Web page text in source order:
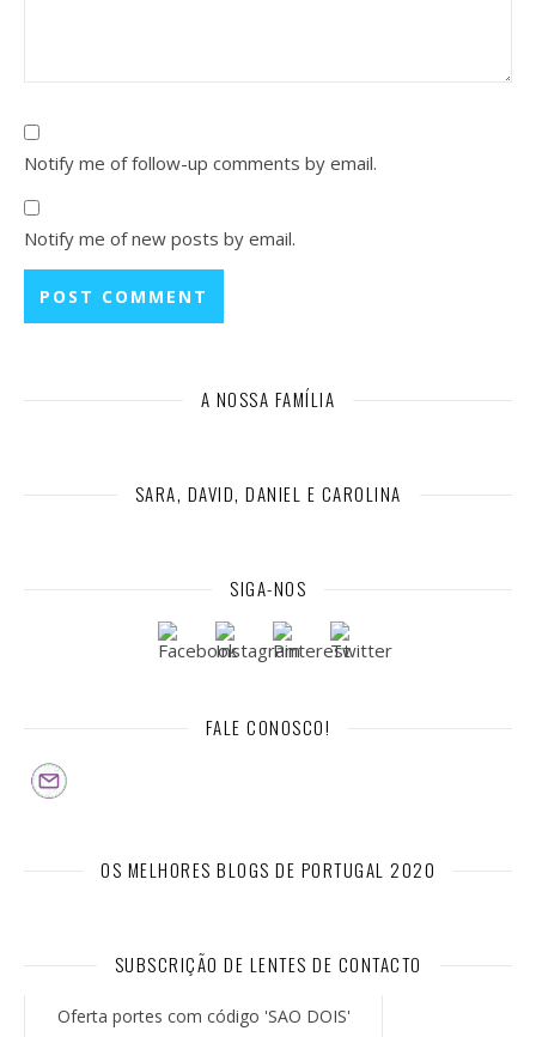
Notify me of follow-up comments by email.
Notify me of new posts by email.
A NOSSA FAMÍLIA
SARA, DAVID, DANIEL E CAROLINA
SIGA-NOS
FALE CONOSCO!
OS MELHORES BLOGS DE PORTUGAL 2020
SUBSCRIÇÃO DE LENTES DE CONTACTO
Oferta portes com código 'SAO DOIS'